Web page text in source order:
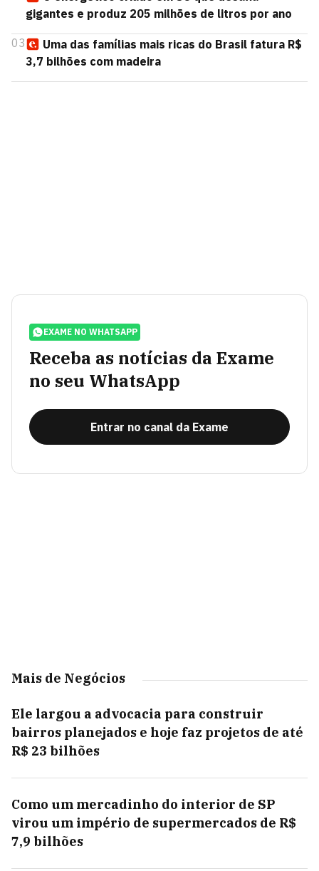
gigantes e produz 205 milhões de litros por ano
03
Uma das famílias mais ricas do Brasil fatura R$
3,7 bilhões com madeira
EXAME NO WHATSAPP
Receba as notícias da Exame
no seu WhatsApp
Entrar no canal da Exame
Mais de Negócios
Ele largou a advocacia para construir
bairros planejados e hoje faz projetos de até
R$ 23 bilhões
Como um mercadinho do interior de SP
virou um império de supermercados de R$
7,9 bilhões